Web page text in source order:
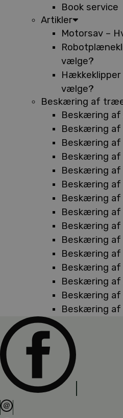
Book service
Artikler
Motorsav –
vælge?
Hækkeklipper
vælge?
Beskæring af
Beskæring
Beskæring
Beskæring
Beskæring
Beskæring
Beskæring
Beskæring af
Beskæring
Beskæring af
Beskæring
Beskæring af
Beskæring af
Beskæring af
Beskæring af
Beskæring af